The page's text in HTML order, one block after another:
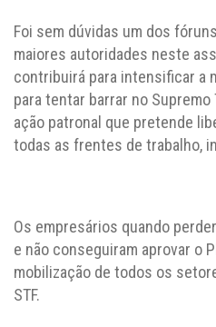
Foi sem dúvidas um dos
maiores autoridades neste
contribuirá para intensificar a
para tentar barrar no Supremo
ação patronal que pretende
todas as frentes de trabalho,
Os empresários quando
e não conseguiram aprovar o
mobilização de todos os
STF.